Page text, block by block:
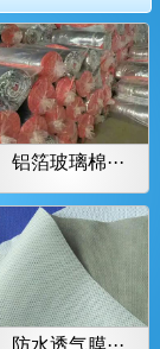
铝箔玻璃棉···
防水透气膜···